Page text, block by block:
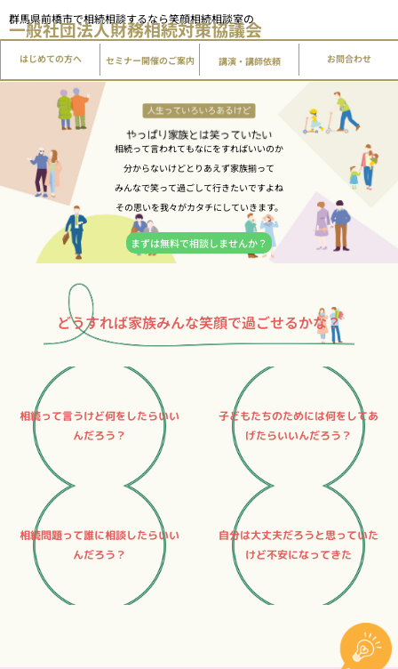
容
群馬県前橋市で相続相談するなら笑顔相続相談室の
一般社団法人財務相続対策協議会
はじめての方へ セミナー開催のご案内 講演・講師依頼 お問合わせ
相続って言われてもなにをすればいいのか
分からないけどとりあえず家族揃って
みんなで笑って過ごして行きたいですよね
その思いを我々がカタチにしていきます。
まずは無料で相談しませんか？
どうすれば家族みんな笑顔で過ごせるかな？
相続って言うけど何をしたらいい
んだろう？
子どもたちのためには何をしてあ
げたらいいんだろう？
相続問題って誰に相談したらいい
んだろう？
自分は大丈夫だろうと思っていた
けど不安になってきた